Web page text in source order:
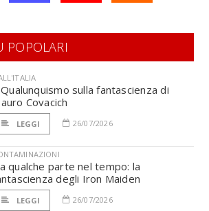
POPOLARI
sulla fantascienza di
Covacich
LEGGI 26/07/2026
qualche parte nel tempo: la
degli Iron Maiden
LEGGI 26/07/2026